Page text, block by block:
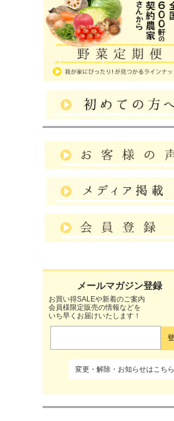
お買い得SALEや新着のご案内
会員様限定販売の情報などを
いち早くお届けいたします！
変更・解除・お知らせはこちら